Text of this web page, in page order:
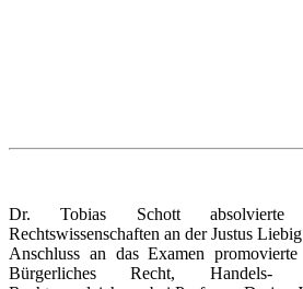
Dr. Tobias Schott
Rechtswissenschaften an der Justus
Anschluss an das Examen
Bürgerliches Recht, Handels-